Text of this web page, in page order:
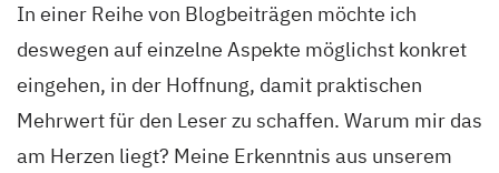
In einer Reihe von Blogbeiträgen möchte ich
deswegen auf einzelne Aspekte möglichst konkret
eingehen, in der Hoffnung, damit praktischen
Mehrwert für den Leser zu schaffen. Warum mir das
am Herzen liegt? Meine Erkenntnis aus unserem